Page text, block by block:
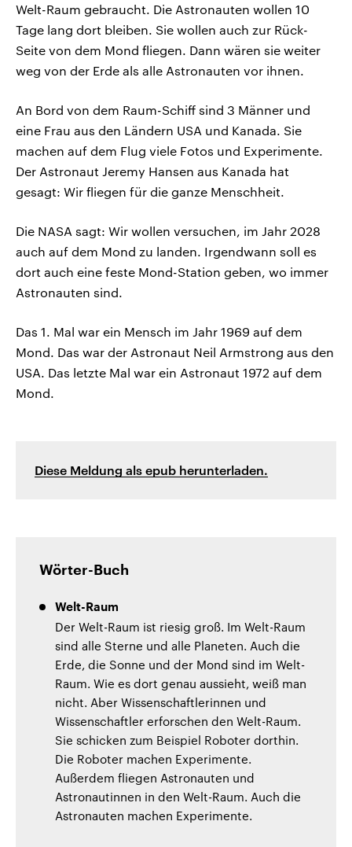
Welt-Raum gebraucht. Die Astronauten wollen 10
Tage lang dort bleiben. Sie wollen auch zur Rück-
Seite von dem Mond fliegen. Dann wären sie weiter
weg von der Erde als alle Astronauten vor ihnen.
An Bord von dem Raum-Schiff sind 3 Männer und
eine Frau aus den Ländern USA und Kanada. Sie
machen auf dem Flug viele Fotos und Experimente.
Der Astronaut Jeremy Hansen aus Kanada hat
gesagt: Wir fliegen für die ganze Menschheit.
Die NASA sagt: Wir wollen versuchen, im Jahr 2028
auch auf dem Mond zu landen. Irgendwann soll es
dort auch eine feste Mond-Station geben, wo immer
Astronauten sind.
Das 1. Mal war ein Mensch im Jahr 1969 auf dem
Mond. Das war der Astronaut Neil Armstrong aus den
USA. Das letzte Mal war ein Astronaut 1972 auf dem
Mond.
Diese Meldung als epub herunterladen.
Wörter-Buch
Welt-Raum
Der Welt-Raum ist riesig groß. Im Welt-Raum
sind alle Sterne und alle Planeten. Auch die
Erde, die Sonne und der Mond sind im Welt-
Raum. Wie es dort genau aussieht, weiß man
nicht. Aber Wissenschaftlerinnen und
Wissenschaftler erforschen den Welt-Raum.
Sie schicken zum Beispiel Roboter dorthin.
Die Roboter machen Experimente.
Außerdem fliegen Astronauten und
Astronautinnen in den Welt-Raum. Auch die
Astronauten machen Experimente.